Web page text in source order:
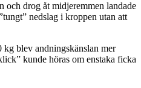
och drog åt midjeremmen landade
nedslag i kroppen utan att
kg blev andningskänslan mer
kunde höras om enstaka ficka